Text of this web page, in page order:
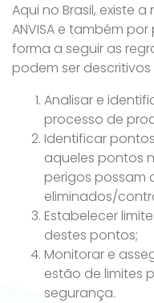
Aqui no Brasil, existe
ANVISA e também
forma a seguir as
podem ser
Analisar e
processo de
Identificar
aqueles pontos
perigos possam
eliminados/
Estabelecer
destes pontos;
Monitorar e
estão de limites
segurança.